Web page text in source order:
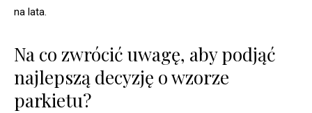
na lata.
Na co zwrócić uwagę, aby podjąć
najlepszą decyzję o wzorze
parkietu?